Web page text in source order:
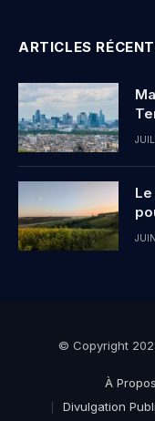
ARTICLES
© Copyright
À
Divulgation